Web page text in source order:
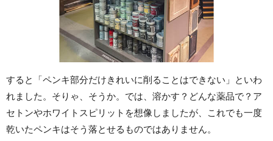
すると「ペンキ部分だけきれいに削ることはできない」といわ
れました。そりゃ、そうか。では、溶かす？どんな薬品で？ア
セトンやホワイトスピリットを想像しましたが、これでも一度
乾いたペンキはそう落とせるものではありません。